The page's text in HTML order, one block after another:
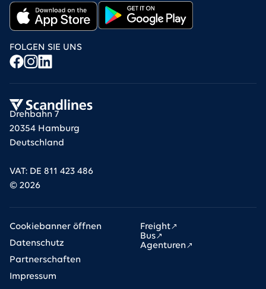
Drehbahn 7
20354 Hamburg
Deutschland
VAT: DE 811 423 486
© 2026
FOLGEN SIE UNS
Freight
Bus
Agenturen
Cookiebanner öffnen
Datenschutz
Partnerschaften
Impressum